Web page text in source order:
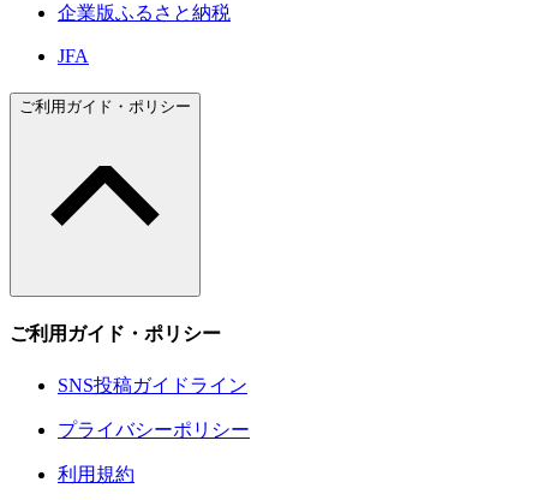
企業版ふるさと納税
JFA
ご利用ガイド・ポリシー
ご利用ガイド・ポリシー
SNS投稿ガイドライン
プライバシーポリシー
利用規約